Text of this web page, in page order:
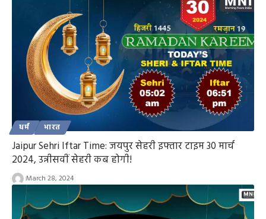
धर्म भारत
Jaipur Sehri Iftar Time: जयपुर सेहरी इफ्तार टाइम 30 मार्च
2024, उन्नीसवीं सेहरी कब होगी!
March 28, 2024